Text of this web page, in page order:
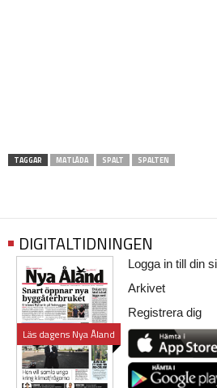
TAGGAR MATLÅDA SPALT SPALTEN
DIGITALTIDNINGEN
Läs dagens Nya Åland
Logga in till din
Arkivet
Registrera dig